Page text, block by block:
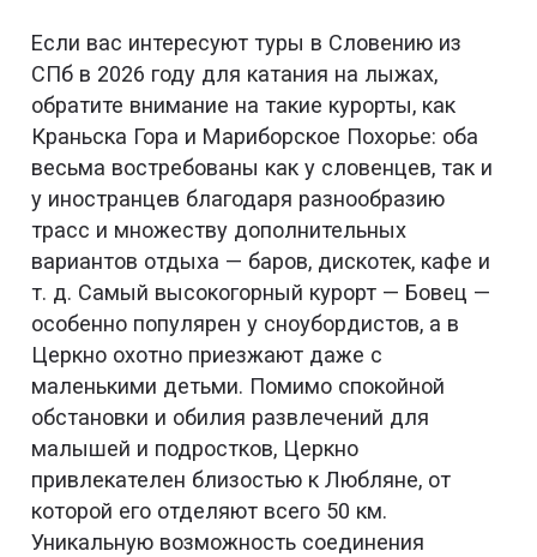
Если вас интересуют туры в Словению из
СПб в 2026 году для катания на лыжах,
обратите внимание на такие курорты, как
Краньска Гора и Мариборское Похорье: оба
весьма востребованы как у словенцев, так и
у иностранцев благодаря разнообразию
трасс и множеству дополнительных
вариантов отдыха — баров, дискотек, кафе и
т. д. Самый высокогорный курорт — Бовец —
особенно популярен у сноубордистов, а в
Церкно охотно приезжают даже с
маленькими детьми. Помимо спокойной
обстановки и обилия развлечений для
малышей и подростков, Церкно
привлекателен близостью к Любляне, от
которой его отделяют всего 50 км.
Уникальную возможность соединения